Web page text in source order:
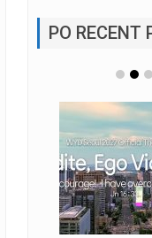
PO RECENT